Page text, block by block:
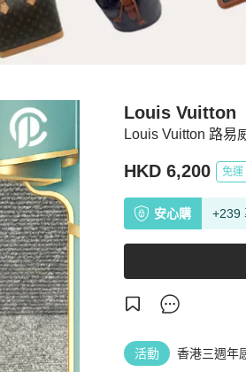
Louis Vuitton 路易
Louis Vuitton
HKD 6,200 免運
安心購 +239
活動
香港三週年